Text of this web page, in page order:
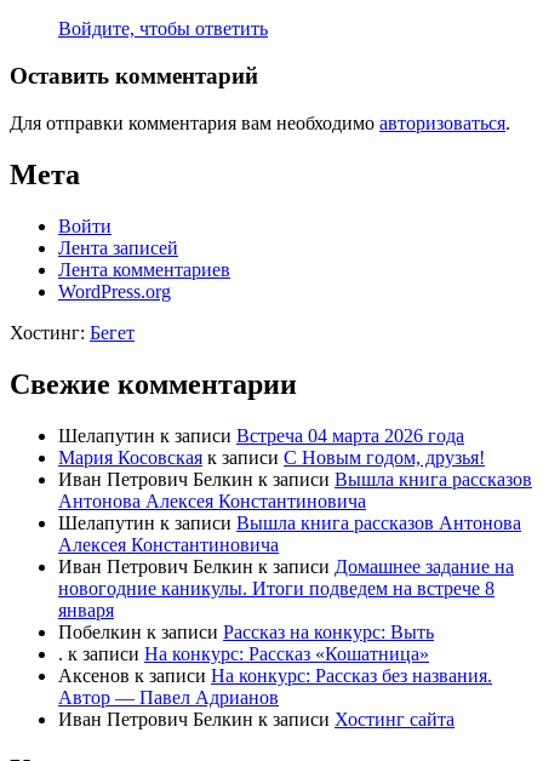
Войдите, чтобы ответить
Оставить комментарий
Для отправки комментария вам необходимо авторизоваться.
Мета
Войти
Лента записей
Лента комментариев
WordPress.org
Хостинг: Бегет
Свежие комментарии
Шелапутин к записи Встреча 04 марта 2026 года
Мария Косовская к записи С Новым годом, друзья!
Иван Петрович Белкин к записи Вышла книга рассказов
Антонова Алексея Константиновича
Шелапутин к записи Вышла книга рассказов Антонова
Алексея Константиновича
Иван Петрович Белкин к записи Домашнее задание на
новогодние каникулы. Итоги подведем на встрече 8
января
Побелкин к записи Рассказ на конкурс: Выть
. к записи На конкурс: Рассказ «Кошатница»
Аксенов к записи На конкурс: Рассказ без названия.
Автор — Павел Адрианов
Иван Петрович Белкин к записи Хостинг сайта